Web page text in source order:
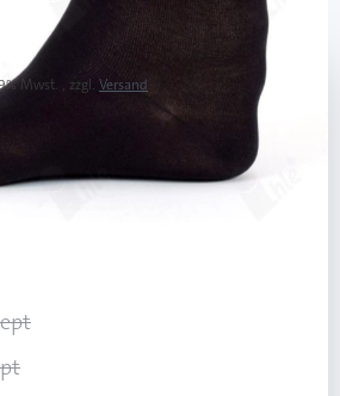
Mwst. , zzgl. Versand
9,49 €
(0,50 € Ersparnis pro Stk.)